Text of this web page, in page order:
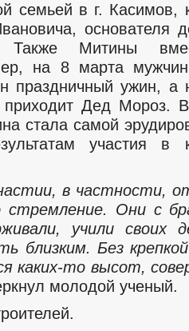
семьей в г. Касимов,
основателя
Митины
на 8 марта
праздничный ужин, а
приходит Дед Мороз.
стала самой
участия в
в частности,
стремление. Они с
учили своих
близким. Без
каких-то высот,
молодой ученый.